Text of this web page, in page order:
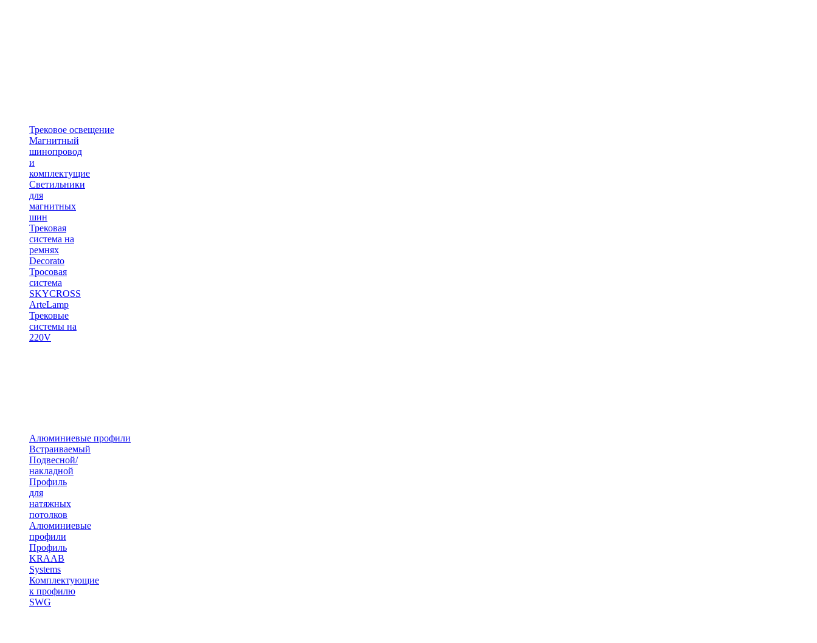
Трековое освещение
Магнитный
шинопровод
и
комплектущие
Светильники
для
магнитных
шин
Трековая
система на
ремнях
Decorato
Тросовая
система
SKYCROSS
ArteLamp
Трековые
системы на
220V
Алюминиевые профили
Встраиваемый
Подвесной/
накладной
Профиль
для
натяжных
потолков
Алюминиевые
профили
Профиль
KRAAB
Systems
Комплектующие
к профилю
SWG